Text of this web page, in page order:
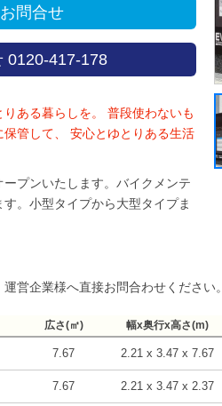
問合せ
0120-417-178
ある暮らしを。 普段使わないも
管して、 安心とゆとりある生活
プンいたします。バイクメンテ
。小型タイプから大型タイプま
営企業様へ直接お問合わせください。
広さ(㎡) 幅x奥行x高さ(m)
7.67 2.21 x 3.47 x 7.67
7.67 2.21 x 3.47 x 2.37